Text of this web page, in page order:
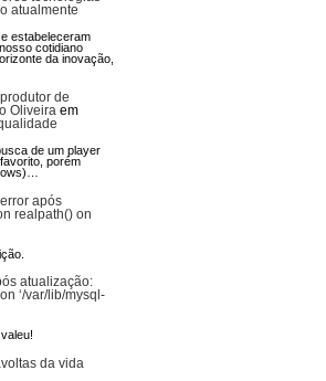
atualmente
estabeleceram
cotidiano
da inovação,
de
Oliveira em
de um player
porém
após
realpath() on
atualização:
‘/var/lib/mysql-
da vida